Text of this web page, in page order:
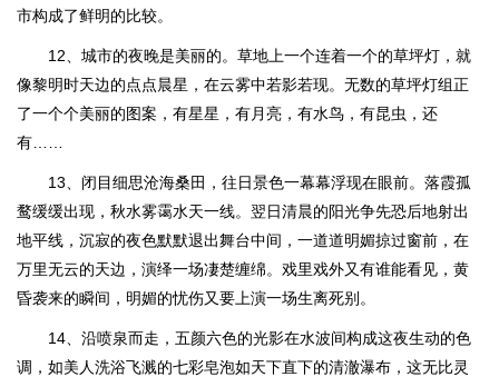
市构成了鲜明的比较。
12、城市的夜晚是美丽的。草地上一个连着一个的草坪灯，就
像黎明时天边的点点晨星，在云雾中若影若现。无数的草坪灯组正
了一个个美丽的图案，有星星，有月亮，有水鸟，有昆虫，还
有……
13、闭目细思沧海桑田，往日景色一幕幕浮现在眼前。落霞孤
鹜缓缓出现，秋水雾霭水天一线。翌日清晨的阳光争先恐后地射出
地平线，沉寂的夜色默默退出舞台中间，一道道明媚掠过窗前，在
万里无云的天边，演绎一场凄楚缠绵。戏里戏外又有谁能看见，黄
昏袭来的瞬间，明媚的忧伤又要上演一场生离死别。
14、沿喷泉而走，五颜六色的光影在水波间构成这夜生动的色
调，如美人洗浴飞溅的七彩皂泡如天下直下的清澈瀑布，这无比灵